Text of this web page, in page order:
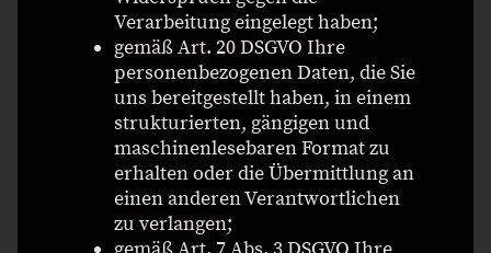
Verarbeitung eingelegt haben;
gemäß Art. 20 DSGVO Ihre
personenbezogenen Daten, die Sie
uns bereitgestellt haben, in einem
strukturierten, gängigen und
maschinenlesebaren Format zu
erhalten oder die Übermittlung an
einen anderen Verantwortlichen
zu verlangen;